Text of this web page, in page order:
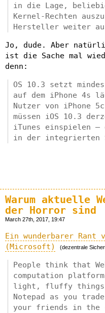
in die Lage,
Kernel-Rechten
Hersteller weiter
Jo, dude. Aber
ist die Sache mal
denn:
OS 10.3 setzt
auf dem iPhone 4s
Nutzer von iPhone
müssen iOS 10.3
iTunes einspielen –
in der integrierten
Warum aktuelle
der Horror sind
March 27th, 2017, 19:47
Ein wunderbarer Rant
(Microsoft)
(dezentrale
People think that
computation
light, fluffy things
Notepad as you
your friends in the